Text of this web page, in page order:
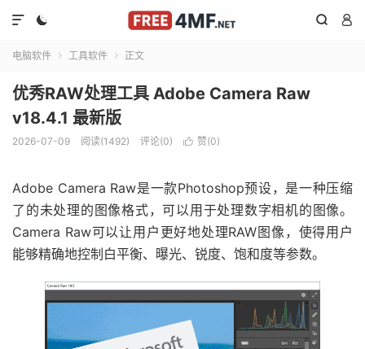
  

电脑软件  工具软件  正文
优秀RAW处理工具 Adobe Camera Raw
v18.4.1 最新版
2026-07-09 阅读(1492) 评论(0)  赞(0)
Adobe Camera Raw是一款Photoshop预设，是一种压缩
了的未处理的图像格式，可以用于处理数字相机的图像。
Camera Raw可以让用户更好地处理RAW图像，使得用户
能够精确地控制白平衡、曝光、锐度、饱和度等参数。